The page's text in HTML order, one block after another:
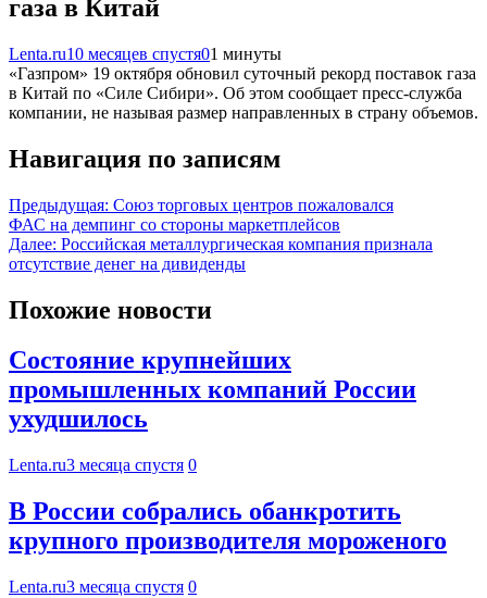
газа в Китай
Lenta.ru10 месяцев спустя01 минуты
«Газпром» 19 октября обновил суточный рекорд поставок газа
в Китай по «Силе Сибири». Об этом сообщает пресс-служба
компании, не называя размер направленных в страну объемов.
Навигация по записям
Предыдущая: Союз торговых центров пожаловался
ФАС на демпинг со стороны маркетплейсов
Далее: Российская металлургическая компания признала
отсутствие денег на дивиденды
Похожие новости
Состояние крупнейших
промышленных компаний России
ухудшилось
Lenta.ru3 месяца спустя 0
В России собрались обанкротить
крупного производителя мороженого
Lenta.ru3 месяца спустя 0